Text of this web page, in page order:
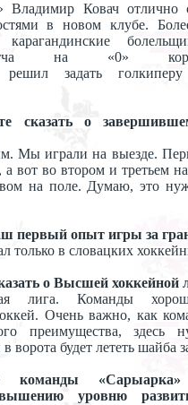
Владимир Ковач отлично
в
новом клубе.
на
«0»
решил задать голкиперу
сказать о
Мы играли на выезде.
а вот во втором и третьем
на поле. Думаю, это
первый опыт игры за
только в словацких
о Высшей хоккейной
лига. Команды
Очень важно, как
преимущества, здесь
в ворота будет лететь шайба
команды «Сарыарка»
уровню